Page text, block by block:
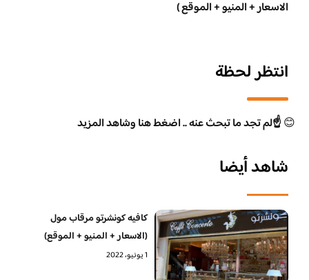
الاسعار + المنيو + الموقع )
انتظر لحظة
😊☝️لم تجد ما تبحث عنه .. اضغط هنا وشاهد المزيد
شاهد أيضا
كافيه كونشرتو مرقاب مول
(الاسعار + المنيو + الموقع)
1 يونيو، 2022